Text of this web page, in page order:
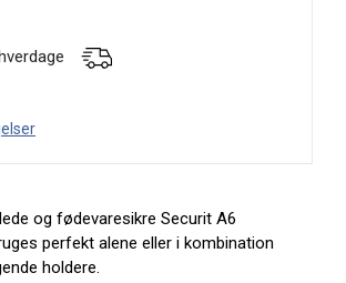
og fødevaresikre Securit A6
perfekt alene eller i kombination
holdere.